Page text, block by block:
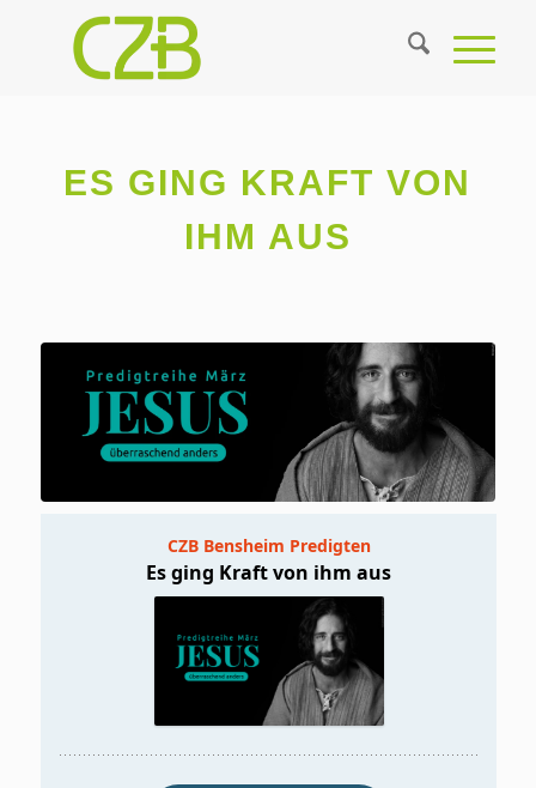
ES GING KRAFT VON
IHM AUS